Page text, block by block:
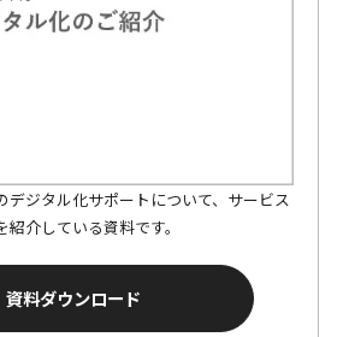
デジタル化サポートについて、サービス
介している資料です。
資料ダウンロード